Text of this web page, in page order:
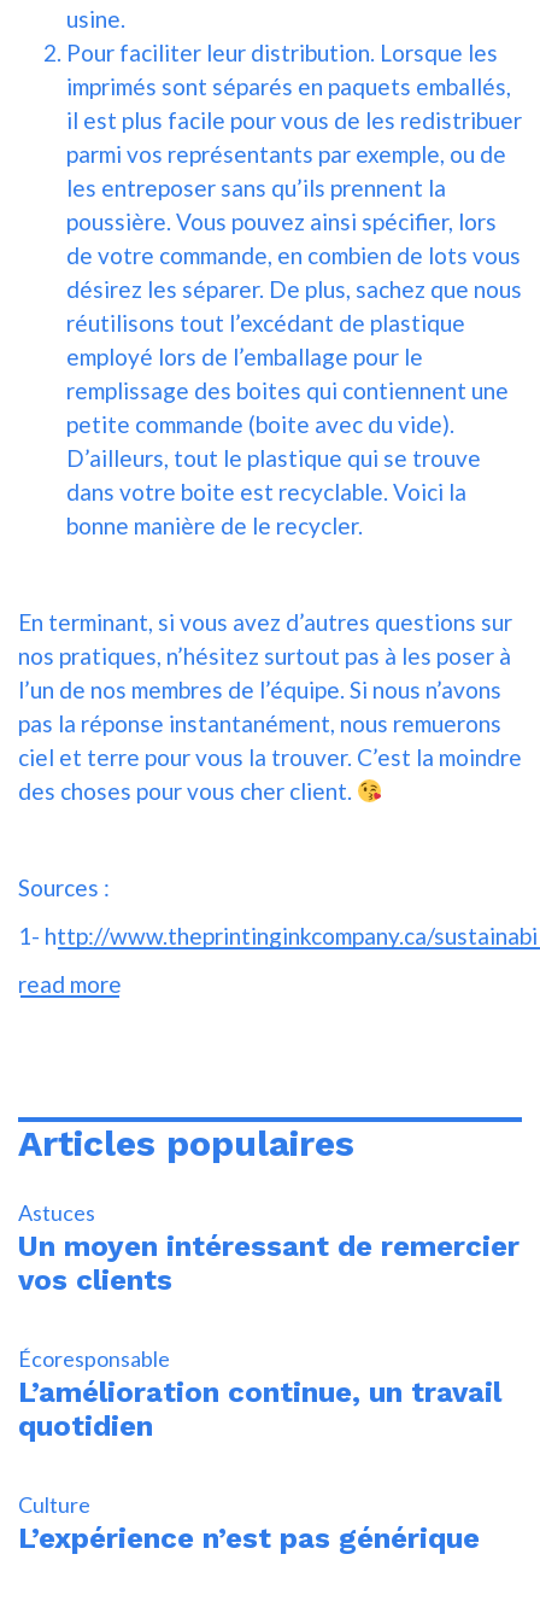
usine.
Pour faciliter leur distribution. Lorsque les
imprimés sont séparés en paquets emballés,
il est plus facile pour vous de les redistribuer
parmi vos représentants par exemple, ou de
les entreposer sans qu’ils prennent la
poussière. Vous pouvez ainsi spécifier, lors
de votre commande, en combien de lots vous
désirez les séparer. De plus, sachez que nous
réutilisons tout l’excédant de plastique
employé lors de l’emballage pour le
remplissage des boites qui contiennent une
petite commande (boite avec du vide).
D’ailleurs, tout le plastique qui se trouve
dans votre boite est recyclable. Voici la
bonne manière de le recycler.
En terminant, si vous avez d’autres questions sur
nos pratiques, n’hésitez surtout pas à les poser à
l’un de nos membres de l’équipe. Si nous n’avons
pas la réponse instantanément, nous remuerons
ciel et terre pour vous la trouver. C’est la moindre
des choses pour vous cher client.
Sources :
1- http://www.theprintinginkcompany.ca/
read more
Articles populaires
Astuces
Un moyen intéressant de remercier
vos clients
Écoresponsable
L’amélioration continue, un travail
quotidien
Culture
L’expérience n’est pas générique